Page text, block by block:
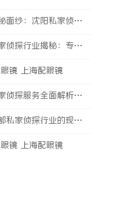
沈阳私家侦探行业的现状与发展
揭秘：专业服务与案件解析全方位指南
镜 上海配眼镜
全面解析：破解疑云，守护真相的专家助力
探行业的现状与服务优势全面解析
镜 上海配眼镜